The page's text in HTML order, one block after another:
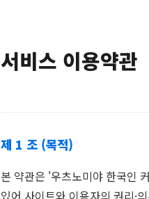
서비스 이용약관
제 1 조 (목적)
본 약관은 '우츠노미야 한국인